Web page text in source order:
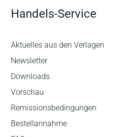
Handels-Service
Aktuelles aus den Verlagen
Newsletter
Downloads
Vorschau
Remissionsbedingungen
Bestellannahme